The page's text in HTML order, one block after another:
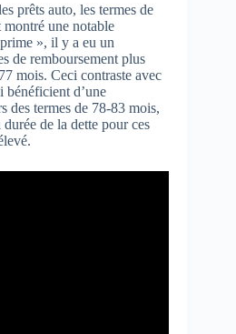
prêts auto, les termes de
une notable
», il y a eu un
de remboursement plus
mois. Ceci contraste avec
bénéficient d’une
des termes de 78-83 mois,
de la dette pour ces